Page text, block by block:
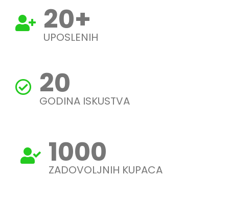
20+
UPOSLENIH
20
GODINA ISKUSTVA
1000
ZADOVOLJNIH KUPACA